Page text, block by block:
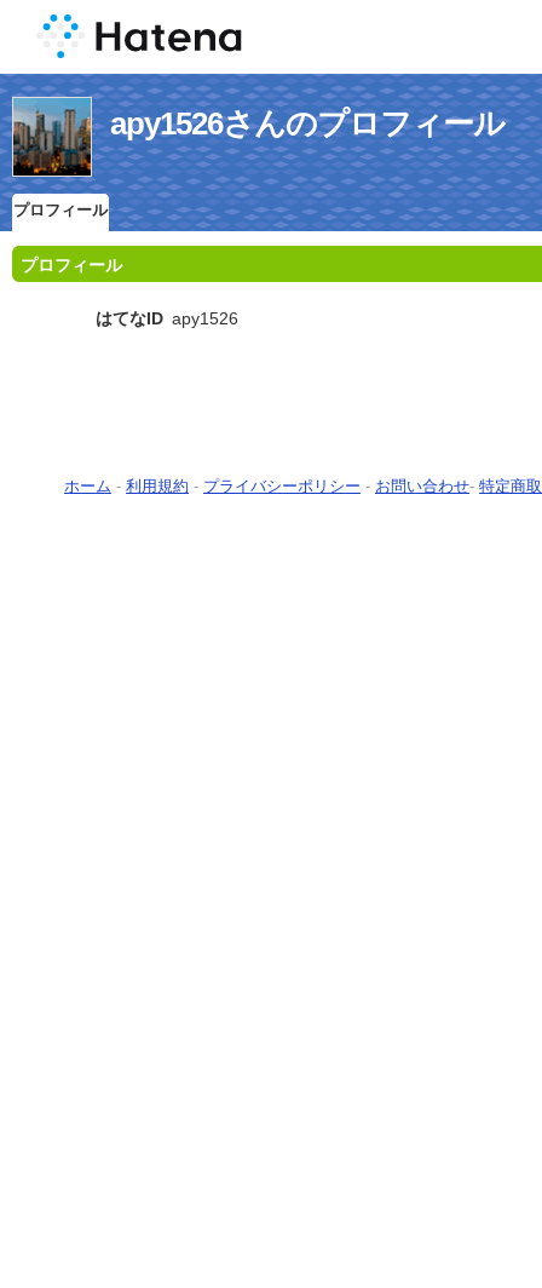
apy1526さんのプロフィール
プロフィール
プロフィール
はてなID apy1526
ホーム - 利用規約 - プライバシーポリシー - お問い合わせ- 特定商